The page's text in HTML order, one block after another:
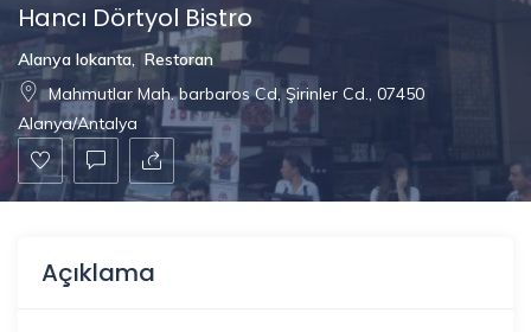
Hancı Dörtyol Bistro
Alanya lokanta, Restoran
Mahmutlar Mah. barbaros Cd, Şirinler Cd., 07450
Alanya/Antalya
Açıklama